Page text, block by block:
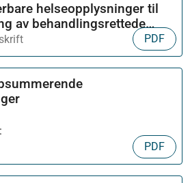
helseopplysninger til
av behandlingsrettede
PDF
PDF